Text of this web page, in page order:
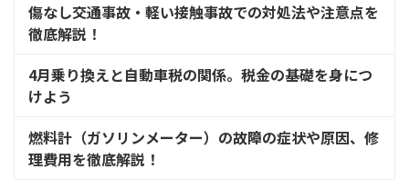
傷なし交通事故・軽い接触事故での対処法や注意点を
徹底解説！
4月乗り換えと自動車税の関係。税金の基礎を身につ
けよう
燃料計（ガソリンメーター）の故障の症状や原因、修
理費用を徹底解説！